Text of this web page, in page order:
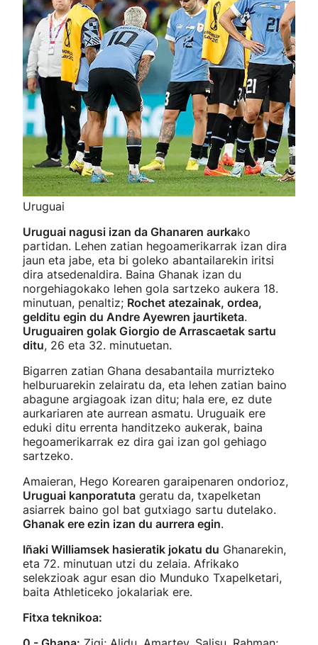
Uruguai
Uruguai nagusi izan da Ghanaren aurkako
partidan. Lehen zatian hegoamerikarrak izan dira
jaun eta jabe, eta bi goleko abantailarekin iritsi
dira atsedenaldira. Baina Ghanak izan du
norgehiagokako lehen gola sartzeko aukera 18.
minutuan, penaltiz; Rochet atezainak, ordea,
gelditu egin du Andre Ayewren jaurtiketa.
Uruguairen golak Giorgio de Arrascaetak sartu
ditu, 26 eta 32. minutuetan.
Bigarren zatian Ghana desabantaila murrizteko
helburuarekin zelairatu da, eta lehen zatian baino
abagune argiagoak izan ditu; hala ere, ez dute
aurkariaren ate aurrean asmatu. Uruguaik ere
eduki ditu errenta handitzeko aukerak, baina
hegoamerikarrak ez dira gai izan gol gehiago
sartzeko.
Amaieran, Hego Korearen garaipenaren ondorioz,
Uruguai kanporatuta geratu da, txapelketan
asiarrek baino gol bat gutxiago sartu dutelako.
Ghanak ere ezin izan du aurrera egin.
Iñaki Williamsek hasieratik jokatu du Ghanarekin,
eta 72. minutuan utzi du zelaia. Afrikako
selekzioak agur esan dio Munduko Txapelketari,
baita Athleticeko jokalariak ere.
Fitxa teknikoa: